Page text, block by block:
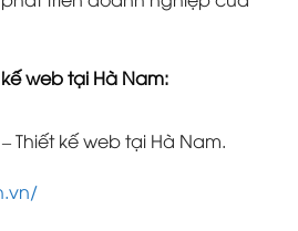
web tại Hà Nam:
Thiết kế web tại Hà Nam.